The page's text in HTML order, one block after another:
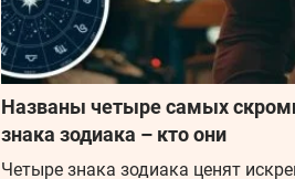
Названы четыре самых
знака зодиака – кто они
Четыре знака зодиака ценят